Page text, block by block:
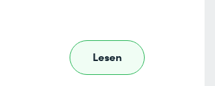
Lesen